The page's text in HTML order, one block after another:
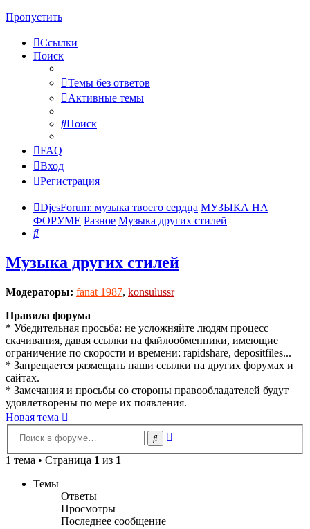
Пропустить
Ссылки
Поиск
Темы без ответов
Активные темы
Поиск
FAQ
Вход
Регистрация
DjesForum: музыка твоего сердца МУЗЫКА НА
ФОРУМЕ Разное Музыка других стилей
Поиск
Музыка других стилей
Модераторы: fanat 1987, konsulussr
Правила форума
* Убедительная просьба: не усложняйте людям процесс
скачивания, давая ссылки на файлообменники, имеющие
ограничение по скорости и времени: rapidshare, depositfiles...
* Запрещается размещать наши ссылки на других форумах и
сайтах.
* Замечания и просьбы со стороны правообладателей будут
удовлетворены по мере их появления.
Новая тема
Поиск
1 тема • Страница 1 из 1
Темы
Ответы
Просмотры
Последнее сообщение